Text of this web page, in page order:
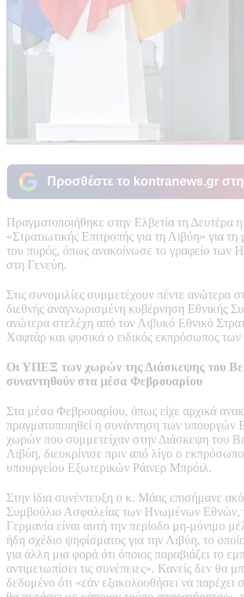
Προσθέστε το kontranews.gr
Πραγματοποιήθηκε στην Ελβετία τη Δευτέρα
«Στρατιωτικής Επιτροπής για τη Λιβύη» για
του πυρός, όπως ανακοίνωσε το γραφείο των
στη Γενεύη.
Στις συνομιλίες συμμετέχουν πέντε ανώτερα
διεθνής αναγνωρισμένη κυβέρνηση Εθνικής
ανώτερα στελέχη από τον Λιβυκό Εθνικό
Χαφτάρ και φυσικά ο ειδικός εκπρόσωπος
Οι ΥΠΕΞ των χωρών της Διάσκεψης του
συναντηθούν στα μέσα Φεβρουαρίου
Στα μέσα Φεβρουαρίου, όπως είχε αρχικά
πραγματοποιηθεί η συνάντηση των υπουργών
χωρών που συμμετείχαν στην Διάσκεψη του
Λιβύη, διευκρίνισε πριν από λίγο ο
υπουργείου Εξωτερικών Ράινερ Μπρόιλ.
Στην ίδια συνέντευξη ο κ. Μάας επισήμανε
Συμβούλιο Ασφαλείας των Ηνωμένων Εθνών,
Γερμανία είναι αυτή την περίοδο μη-μόνιμο
ήδη σχέδιο ψηφίσματος για την Λιβύη, το
για άλλη μια φορά ότι όποιος παραβιάζει το
αντιμετωπίσει τις συνέπειες». Κανείς δεν θα
δεδομένο ότι «εάν εξακολουθήσει να παρέχει